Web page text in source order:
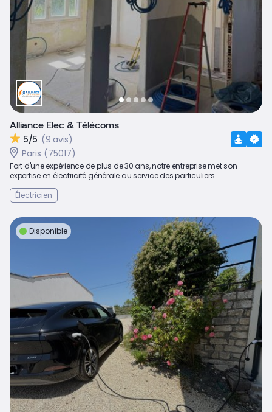
Alliance Elec & Télécoms
5/5 (9 avis)
Paris (75017)
Fort d'une expérience de plus de 30 ans, notre entreprise met son
expertise en électricité générale au service des particuliers...
Électricien
Disponible